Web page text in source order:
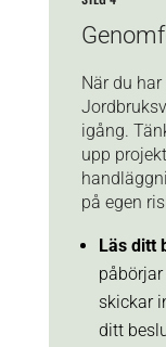
När du
igång.
upp
på egen
Läs ditt
skickar
ditt